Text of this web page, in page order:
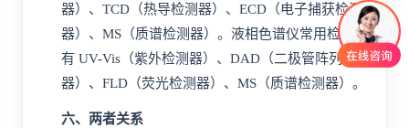
器）、 TCD（热导检测器）、ECD（电子捕获检测
器）、 MS（质谱检测器）。液相色谱仪常用检测器
有 UV-Vis（紫外检测器）、DAD（ 二极管 阵列检测
器）、FLD（荧光检测器）、MS（质谱检测器）。
六、两者关系